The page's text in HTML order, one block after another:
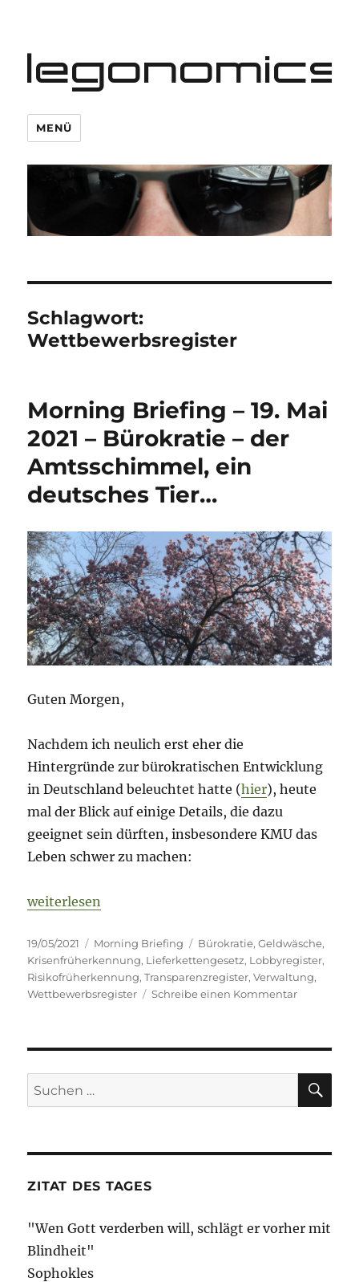
legonomics
MENÜ
Schlagwort:
Wettbewerbsregister
Morning Briefing – 19. Mai
2021 – Bürokratie – der
Amtsschimmel, ein
deutsches Tier…
Guten Morgen,
Nachdem ich neulich erst eher die
Hintergründe zur bürokratischen Entwicklung
in Deutschland beleuchtet hatte (hier), heute
mal der Blick auf einige Details, die dazu
geeignet sein dürften, insbesondere KMU das
Leben schwer zu machen:
„Morning Briefing – 19. Mai 2021 – Bürokratie –
weiterlesen
Veröffentlicht
am
19/05/2021 Kategorien
Morning Briefing Schlagwörter
Bürokratie,Geldwäsche,
Krisenfrüherkennung, Lieferkettengesetz, Lobbyregister,
Risikofrüherkennung,Transparenzregister,Verwaltung,
Wettbewerbsregister
Schreibe einen Kommentarzu
Mai
2021
–
Tier…
Suche
nach:
ZITAT DES TAGES
"Wen Gott verderben will, schlägt er vorher mit
Blindheit"
Sophokles